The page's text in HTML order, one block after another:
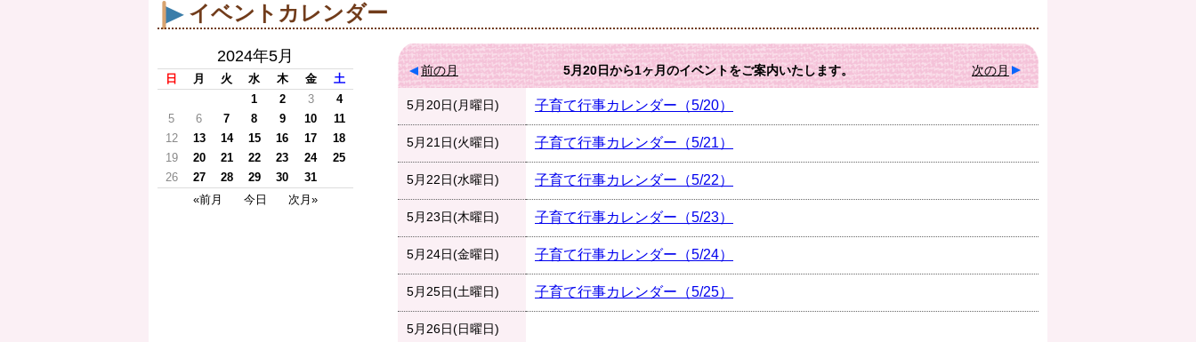
イベントカレンダー
2024年5月
日 月 火 水 木 金
土
1
2 3
4
5
6 7 8 9 10
11
12
13 14 15 16 17
18
19
20 21 22 23 24
25
26
27 28 29 30
31
«前月
今日 次月»
前の月 5月20日から1ヶ月のイベントをご案内いたします。 次の月
5月20日(月曜日) 子育て行事カレンダー（5/20）
5月21日(火曜日) 子育て行事カレンダー（5/21）
5月22日(水曜日) 子育て行事カレンダー（5/22）
5月23日(木曜日) 子育て行事カレンダー（5/23）
5月24日(金曜日) 子育て行事カレンダー（5/24）
5月25日(土曜日) 子育て行事カレンダー（5/25）
5月26日(日曜日)